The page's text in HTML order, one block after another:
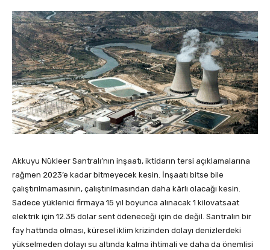
Akkuyu Nükleer Santralı’nın inşaatı, iktidarın tersi açıklamalarına
rağmen 2023’e kadar bitmeyecek kesin. İnşaatı bitse bile
çalıştırılmamasının, çalıştırılmasından daha kârlı olacağı kesin.
Sadece yüklenici firmaya 15 yıl boyunca alınacak 1 kilovatsaat
elektrik için 12.35 dolar sent ödeneceği için de değil. Santralın bir
fay hattında olması, küresel iklim krizinden dolayı denizlerdeki
yükselmeden dolayı su altında kalma ihtimali ve daha da önemlisi